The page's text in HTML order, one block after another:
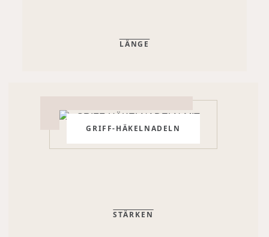
LÄNGE
GRIFF-HÄKELNADELN
STÄRKEN